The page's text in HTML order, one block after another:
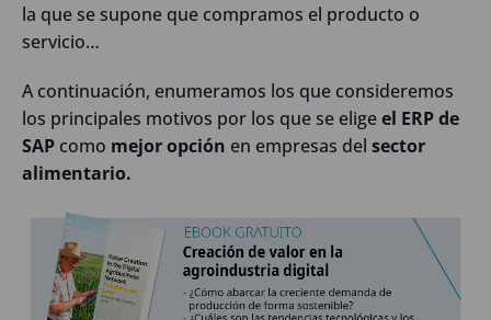
la que se supone que compramos el producto o
servicio…
A continuación, enumeramos los que consideremos
los principales motivos por los que se eligeel ERP de
SAP como mejor opción en empresas del sector
alimentario.